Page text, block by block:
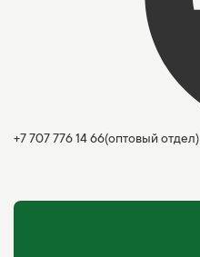
+7 707 776 14 66(оптовый отдел)